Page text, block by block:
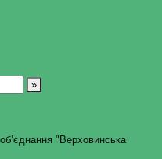
"Верховинська